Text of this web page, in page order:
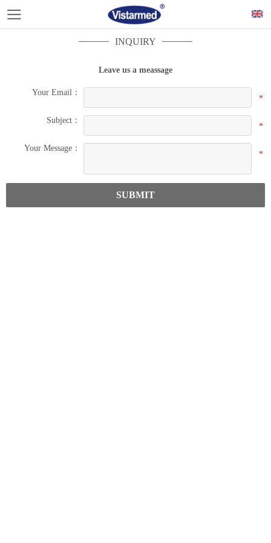
INQUIRY
Leave us a meassage
Your Email：
*
Subject：
*
Your Message：
*